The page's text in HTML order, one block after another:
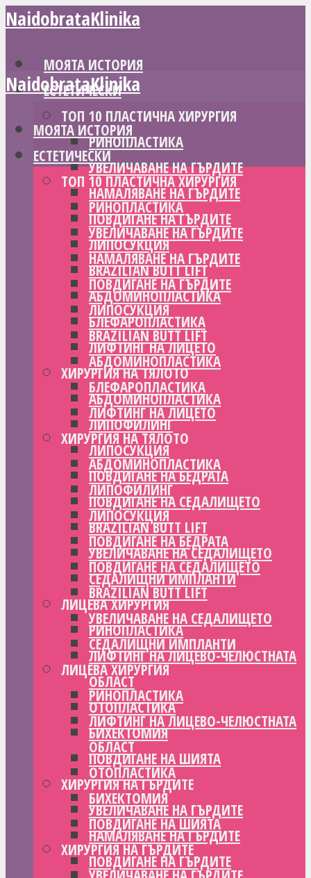
NaidobrataKlinika
МОЯТА ИСТОРИЯ
ЕСТЕТИЧЕСКИ
ТОП 10 ПЛАСТИЧНА ХИРУРГИЯ
РИНОПЛАСТИКА
УВЕЛИЧАВАНЕ НА ГЪРДИТЕ
НАМАЛЯВАНЕ НА ГЪРДИТЕ
ПОВДИГАНЕ НА ГЪРДИТЕ
ЛИПОСУКЦИЯ
BRAZILIAN BUTT LIFT
АБДОМИНОПЛАСТИКА
БЛЕФАРОПЛАСТИКА
ЛИФТИНГ НА ЛИЦЕТО
ХИРУРГИЯ НА ТЯЛОТО
АБДОМИНОПЛАСТИКА
ЛИПОФИЛИНГ
ЛИПОСУКЦИЯ
ПОВДИГАНЕ НА БЕДРАТА
ПОВДИГАНЕ НА СЕДАЛИЩЕТО
BRAZILIAN BUTT LIFT
УВЕЛИЧАВАНЕ НА СЕДАЛИЩЕТО
СЕДАЛИЩНИ ИМПЛАНТИ
ЛИЦЕВА ХИРУРГИЯ
РИНОПЛАСТИКА
ЛИФТИНГ НА ЛИЦЕВО-ЧЕЛЮСТНАТА
ОБЛАСТ
ОТОПЛАСТИКА
БИХЕКТОМИЯ
ПОВДИГАНЕ НА ШИЯТА
ХИРУРГИЯ НА ГЪРДИТЕ
УВЕЛИЧАВАНЕ НА ГЪРДИТЕ
НАМАЛЯВАНЕ НА ГЪРДИТЕ
ПОВДИГАНЕ НА ГЪРДИТЕ
NaidobrataKlinika
МОЯТА ИСТОРИЯ
ЕСТЕТИЧЕСКИ
ТОП 10 ПЛАСТИЧНА ХИРУРГИЯ
РИНОПЛАСТИКА
УВЕЛИЧАВАНЕ НА ГЪРДИТЕ
НАМАЛЯВАНЕ НА ГЪРДИТЕ
ПОВДИГАНЕ НА ГЪРДИТЕ
ЛИПОСУКЦИЯ
BRAZILIAN BUTT LIFT
АБДОМИНОПЛАСТИКА
БЛЕФАРОПЛАСТИКА
ЛИФТИНГ НА ЛИЦЕТО
ХИРУРГИЯ НА ТЯЛОТО
АБДОМИНОПЛАСТИКА
ЛИПОФИЛИНГ
ЛИПОСУКЦИЯ
ПОВДИГАНЕ НА БЕДРАТА
ПОВДИГАНЕ НА СЕДАЛИЩЕТО
BRAZILIAN BUTT LIFT
УВЕЛИЧАВАНЕ НА СЕДАЛИЩЕТО
СЕДАЛИЩНИ ИМПЛАНТИ
ЛИЦЕВА ХИРУРГИЯ
РИНОПЛАСТИКА
ЛИФТИНГ НА ЛИЦЕВО-ЧЕЛЮСТНАТА
ОБЛАСТ
ОТОПЛАСТИКА
БИХЕКТОМИЯ
ПОВДИГАНЕ НА ШИЯТА
ХИРУРГИЯ НА ГЪРДИТЕ